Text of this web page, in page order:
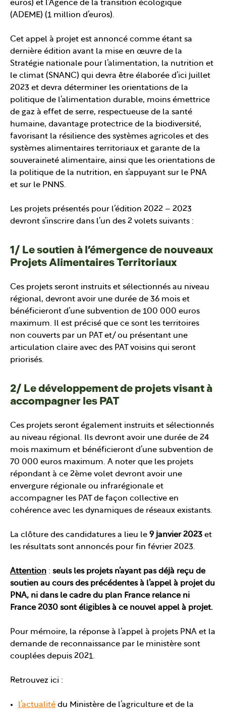
euros) et l’Agence de la transition écologique
(ADEME) (1 million d’euros).
Cet appel à projet est annoncé comme étant sa
dernière édition avant la mise en œuvre de la
Stratégie nationale pour l’alimentation, la nutrition et
le climat (SNANC) qui devra être élaborée d’ici juillet
2023 et devra déterminer les orientations de la
politique de l’alimentation durable, moins émettrice
de gaz à effet de serre, respectueuse de la santé
humaine, davantage protectrice de la biodiversité,
favorisant la résilience des systèmes agricoles et des
systèmes alimentaires territoriaux et garante de la
souveraineté alimentaire, ainsi que les orientations de
la politique de la nutrition, en s’appuyant sur le PNA
et sur le PNNS.
Les projets présentés pour l’édition 2022 – 2023
devront s’inscrire dans l’un des 2 volets suivants :
1/ Le soutien à l’émergence de nouveaux
Projets Alimentaires Territoriaux
Ces projets seront instruits et sélectionnés au niveau
régional, devront avoir une durée de 36 mois et
bénéficieront d’une subvention de 100 000 euros
maximum. Il est précisé que ce sont les territoires
non couverts par un PAT et/ ou présentant une
articulation claire avec des PAT voisins qui seront
priorisés.
2/ Le développement de projets visant à
accompagner les PAT
Ces projets seront également instruits et sélectionnés
au niveau régional. Ils devront avoir une durée de 24
mois maximum et bénéficieront d’une subvention de
70 000 euros maximum. A noter que les projets
répondant à ce 2ème volet devront avoir une
envergure régionale ou infrarégionale et
accompagner les PAT de façon collective en
cohérence avec les dynamiques de réseaux existants.
La clôture des candidatures a lieu le 9 janvier 2023 et
les résultats sont annoncés pour fin février 2023.
Attention : seuls les projets n’ayant pas déjà reçu de
soutien au cours des précédentes à l’appel à projet du
PNA, ni dans le cadre du plan France relance ni
France 2030 sont éligibles à ce nouvel appel à projet.
Pour mémoire, la réponse à l’appel à projets PNA et la
demande de reconnaissance par le ministère sont
couplées depuis 2021.
Retrouvez ici :
l’actualité du Ministère de l’agriculture et de la